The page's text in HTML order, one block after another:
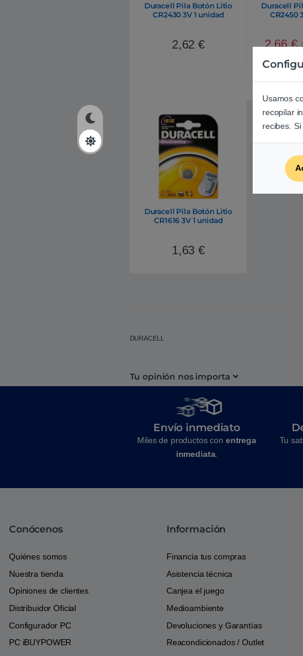
Duracell Pila Botón Litio
CR2430 3V 1 unidad
2,62€
Duracell
CR2450
2,66€
Duracell Pila Botón Litio
CR1616 3V 1 unidad
1,63€
DURACELL
Tu opinión nos importa
Envío inmediato
Miles de productos con entrega
inmediata.
Tu
Conócenos
Quiénes somos
Nuestra tienda
Opiniones de clientes
Distribuidor Oficial
Configurador PC
PC iBUYPOWER
Información
Financia tus compras
Asistencia técnica
Canjea el juego
Medioambiente
Devoluciones y Garantías
Reacondicionados / Outlet
Usamos
recopilar
recibes.